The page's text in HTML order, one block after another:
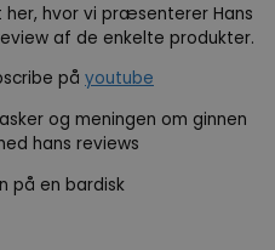
her, hvor vi præsenterer Hans
af de enkelte produkter.
på youtube
og meningen om ginnen
hans reviews